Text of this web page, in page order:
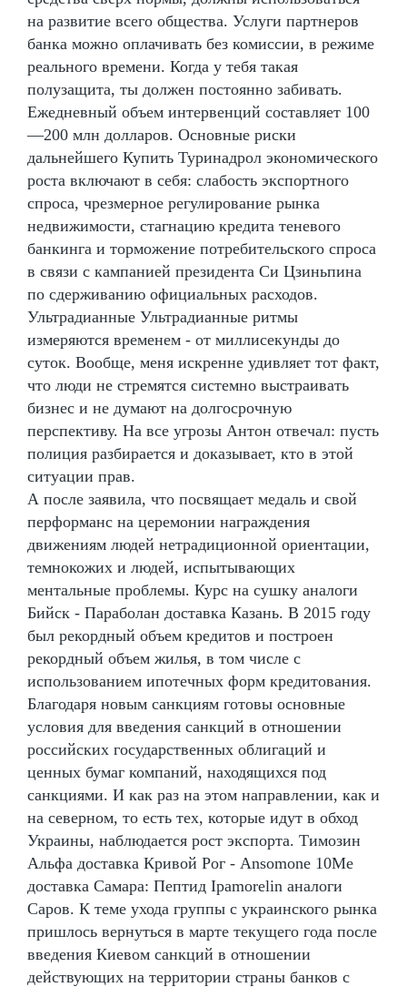
на развитие всего общества. Услуги партнеров
банка можно оплачивать без комиссии, в режиме
реального времени. Когда у тебя такая
полузащита, ты должен постоянно забивать.
Ежедневный объем интервенций составляет 100
—200 млн долларов. Основные риски
дальнейшего Купить Туринадрол экономического
роста включают в себя: слабость экспортного
спроса, чрезмерное регулирование рынка
недвижимости, стагнацию кредита теневого
банкинга и торможение потребительского спроса
в связи с кампанией президента Си Цзиньпина
по сдерживанию официальных расходов.
Ультрадианные Ультрадианные ритмы
измеряются временем - от миллисекунды до
суток. Вообще, меня искренне удивляет тот факт,
что люди не стремятся системно выстраивать
бизнес и не думают на долгосрочную
перспективу. На все угрозы Антон отвечал: пусть
полиция разбирается и доказывает, кто в этой
ситуации прав.
А после заявила, что посвящает медаль и свой
перформанс на церемонии награждения
движениям людей нетрадиционной ориентации,
темнокожих и людей, испытывающих
ментальные проблемы. Курс на сушку аналоги
Бийск - Параболан доставка Казань. В 2015 году
был рекордный объем кредитов и построен
рекордный объем жилья, в том числе с
использованием ипотечных форм кредитования.
Благодаря новым санкциям готовы основные
условия для введения санкций в отношении
российских государственных облигаций и
ценных бумаг компаний, находящихся под
санкциями. И как раз на этом направлении, как и
на северном, то есть тех, которые идут в обход
Украины, наблюдается рост экспорта. Tимозин
Альфа доставка Кривой Рог - Ansomone 10Me
доставка Самара: Пептид Ipamorelin аналоги
Саров. К теме ухода группы с украинского рынка
пришлось вернуться в марте текущего года после
введения Киевом санкций в отношении
действующих на территории страны банков с